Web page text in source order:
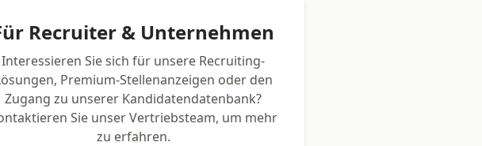
Recruiter & Unternehmen
Interessieren Sie sich für unsere Recruiting-
Premium-Stellenanzeigen oder den
Zugang zu unserer Kandidatendatenbank?
Sie unser Vertriebsteam, um mehr
zu erfahren.